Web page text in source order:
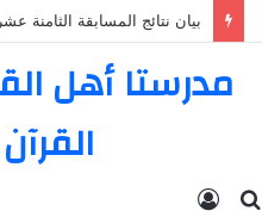
بيان نتائج المسابقة الثامنة
مدرستا أهل
بحث